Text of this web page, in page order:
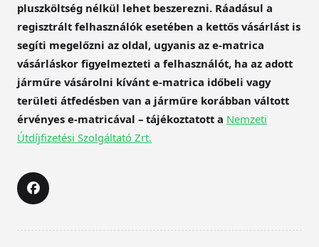
pluszköltség nélkül lehet beszerezni. Ráadásul a
regisztrált felhasználók esetében a kettős vásárlást is
segíti megelőzni az oldal, ugyanis az e-matrica
vásárláskor figyelmezteti a felhasználót, ha az adott
járműre vásárolni kívánt e-matrica időbeli vagy
területi átfedésben van a járműre korábban váltott
érvényes e-matricával – tájékoztatott a Nemzeti
Útdíjfizetési Szolgáltató Zrt.